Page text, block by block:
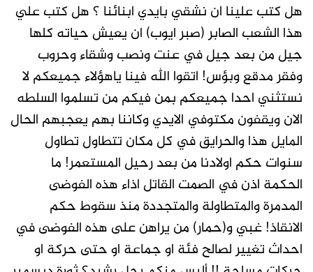
هل كتب علينا ان نشقي بايدي ابنائنا ؟ هل كتب علي
هذا الشعب الصابر (صبر ايوب) ان يعيش حياته كلها
جيل من بعد جيل في عنت ونصب وشقاء وحروب
وفقر مدقع وبؤس! اتقوا الله فينا ياهؤلاء جميعكم لا
نستثني احدا جميعكم بمن فيكم من تسلموا السلطه
الان ويقفون مكتوفي الايدي وكاننا بهم يعجبهم الحال
المايل هذا والحرايق في كل مكان تتطاول تطاول
سنوات حكم اولادنا من بعد رحيل المستعمر! ما
الحكمة اذن في الصمت القاتل اذاء هذه الفوضى
المدمرة والمتطاولة والمتجددة منذ سقوط حكم
الانقاذ! غبي و(حمار) من يراهن على هذه الفوضى في
احداث تغيير لصالح فئة او جماعة او حتى حركة او